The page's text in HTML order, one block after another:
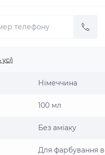
Німеччина
100 мл
Без аміаку
Для фарбування